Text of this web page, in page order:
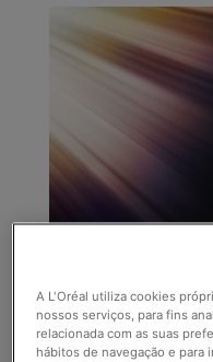
A SOLUÇÃO
A L'Oréal utiliza cookies
nossos serviços, para fins
relacionada com as suas
hábitos de navegação e para